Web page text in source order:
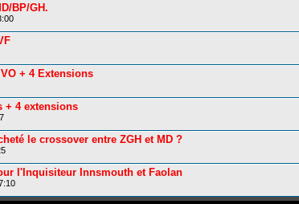
BP/GH.
+ 4 Extensions
+ 4 extensions
le crossover entre ZGH et MD ?
l'Inquisiteur Innsmouth et Faolan